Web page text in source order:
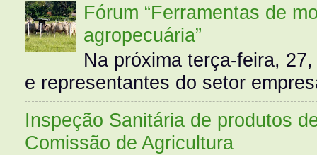
Fórum “Ferramentas de
agropecuária”
Na próxima terça-feira,
e representantes do setor
Inspeção Sanitária de produtos
Comissão de Agricultura